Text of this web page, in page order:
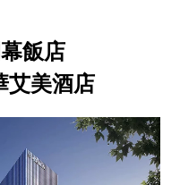
飯店
艾美酒店